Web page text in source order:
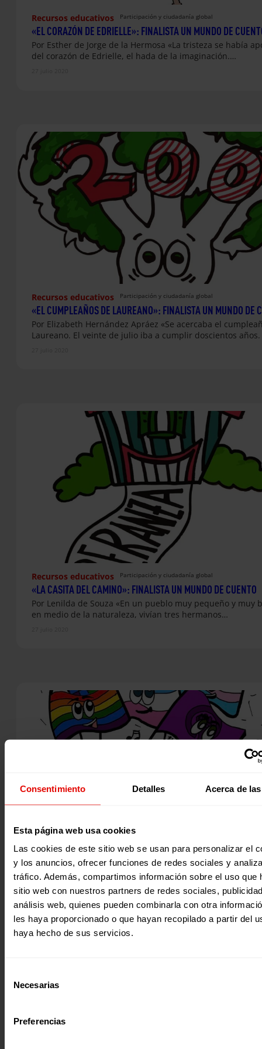
Consentimiento Detalles Acerca de
Esta página web usa cookies
Las cookies de este sitio web se usan para personalizar el
y los anuncios, ofrecer funciones de redes sociales y
tráfico. Además, compartimos información sobre el uso que
sitio web con nuestros partners de redes sociales,
análisis web, quienes pueden combinarla con otra
les haya proporcionado o que hayan recopilado a partir del
haya hecho de sus servicios.
Necesarias
Preferencias
Recursos educativos Participación y ciudadanía global
«EL CORAZÓN DE EDRIELLE»: FINALISTA UN MUNDO DE
Por Esther de Jorge de la Hermosa «La tristeza se había
del corazón de Edrielle, el hada de la imaginación.…
Recursos educativos Participación y ciudadanía global
«EL CUMPLEAÑOS DE LAUREANO»: FINALISTA UN MUNDO DE
Por Elizabeth Hernández Apráez «Se acercaba el
Laureano. El veinte de julio iba a cumplir doscientos
Recursos educativos Participación y ciudadanía global
«LA CASITA DEL CAMINO»: FINALISTA UN MUNDO DE CUENTO
Por Lenilda de Souza «En un pueblo muy pequeño y muy
en medio de la naturaleza, vivían tres hermanos…
Recursos educativos Participación y ciudadanía global
«VIVIR»: FINALISTA UN MUNDO DE CUENTO
Por Sara Gibert Deprá «Vivir. ¿Qué es vivir? Vivir es
desea el ser humano, aquello a lo que…
27 julio 2020